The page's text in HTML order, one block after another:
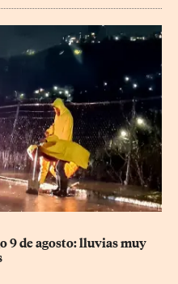
9 de agosto: lluvias muy